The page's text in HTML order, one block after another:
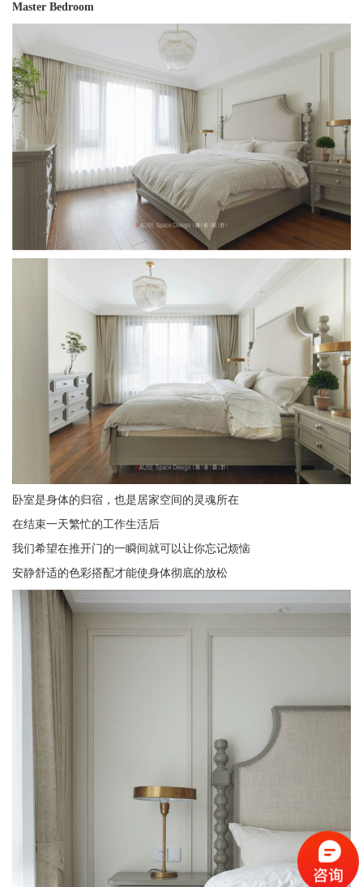
Master Bedroom
卧室是身体的归宿，也是居家空间的灵魂所在
在结束一天繁忙的工作生活后
我们希望在推开门的一瞬间就可以让你忘记烦恼
安静舒适的色彩搭配才能使身体彻底的放松